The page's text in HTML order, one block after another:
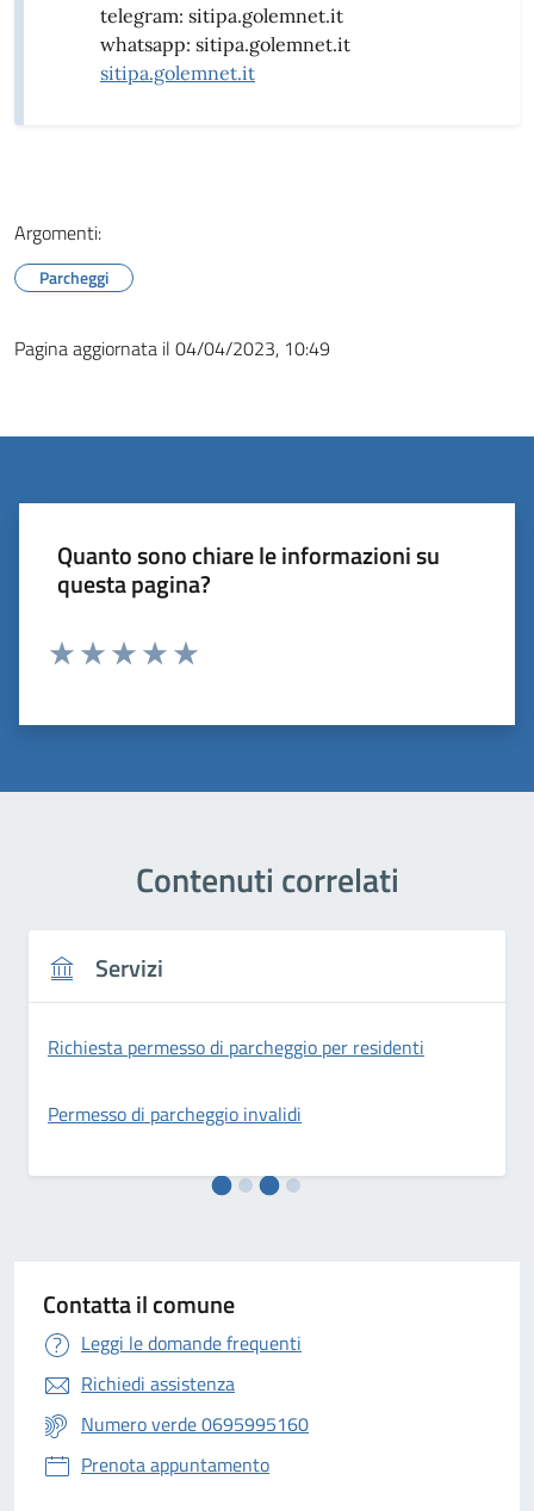
telegram: sitipa.golemnet.it
whatsapp: sitipa.golemnet.it
sitipa.golemnet.it
Argomenti:
Parcheggi
Pagina aggiornata il 04/04/2023, 10:49
Quanto sono chiare le informazioni su
questa pagina?
Contenuti correlati
Servizi
Richiesta permesso di parcheggio per residenti
Permesso di parcheggio invalidi
Contatta il comune
Leggi le domande frequenti
Richiedi assistenza
Numero verde 0695995160
Prenota appuntamento